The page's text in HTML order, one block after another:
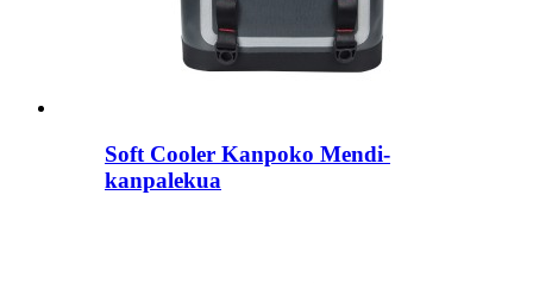
Soft Cooler Kanpoko Mendi-
kanpalekua